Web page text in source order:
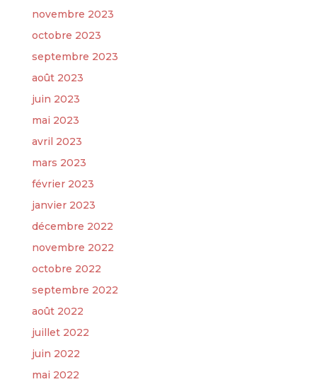
novembre 2023
octobre 2023
septembre 2023
août 2023
juin 2023
mai 2023
avril 2023
mars 2023
février 2023
janvier 2023
décembre 2022
novembre 2022
octobre 2022
septembre 2022
août 2022
juillet 2022
juin 2022
mai 2022